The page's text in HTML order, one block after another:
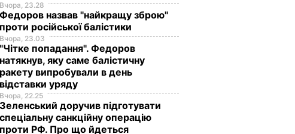
Вчора, 23.28
Федоров назвав "найкращу зброю"
проти російської балістики
Вчора, 23.03
"Чітке попадання". Федоров
натякнув, яку саме балістичну
ракету випробували в день
відставки уряду
Вчора, 22.25
Зеленський доручив підготувати
спеціальну санкційну операцію
проти РФ. Про що йдеться